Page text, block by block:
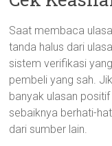
Saat membaca
tanda halus dari
sistem verifikasi
pembeli yang sah.
banyak ulasan
sebaiknya berhati-
dari sumber lain.